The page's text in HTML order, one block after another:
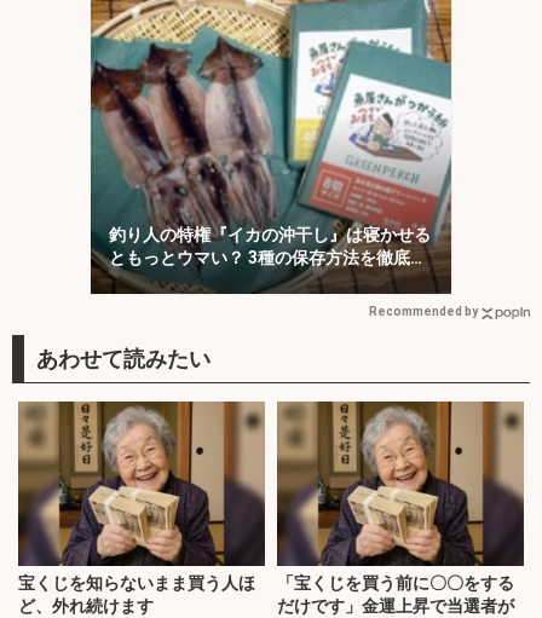
釣り人の特権『イカの沖干し』は寝かせる
ともっとウマい？ 3種の保存方法を徹底検
証
Recommended by
宝くじを知らないまま買う人ほ
ど、外れ続けます
「宝くじを買う前に〇〇をする
だけです」金運上昇で当選者が